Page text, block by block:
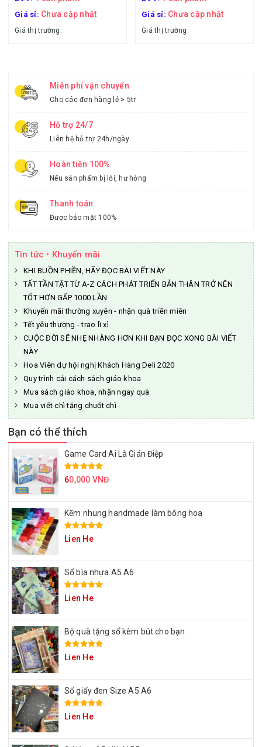
Giá sỉ: Chưa cập nhật
Giá thị trường:
Giá sỉ: Chưa cập nhật
Giá thị trường:
Miễn phí vận chuyển
Cho các đơn hàng lẻ > 5tr
Hỗ trợ 24/7
Liên hệ hỗ trợ 24h/ngày
Hoàn tiền 100%
Nếu sản phẩm bị lỗi, hư hỏng
Thanh toán
Được bảo mật 100%
Tin tức • Khuyến mãi
KHI BUỒN PHIỀN, HÃY ĐỌC BÀI VIẾT NÀY
TẤT TẦN TẬT TỪ A-Z CÁCH PHÁT TRIỂN BẢN THÂN TRỞ NÊN
TỐT HƠN GẤP 1000 LẦN
Khuyến mãi thường xuyên - nhận quà triền miên
Tết yêu thương - trao lì xì
CUỘC ĐỜI SẼ NHẸ NHÀNG HƠN KHI BẠN ĐỌC XONG BÀI VIẾT
NÀY
Hoa Viên dự hội nghị Khách Hàng Deli 2020
Quy trình cải cách sách giáo khoa
Mua sách giáo khoa, nhận ngay quà
Mua viết chì tặng chuốt chì
Bạn có thể thích
Game Card Ai Là Gián Điệp
60,000 VNĐ
Kẽm nhung handmade làm bông hoa
Lien He
Sổ bìa nhựa A5 A6
Lien He
Bộ quà tặng sổ kèm bút cho bạn
Lien He
Sổ giấy đen Size A5 A6
Lien He